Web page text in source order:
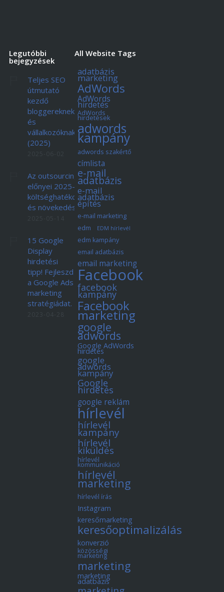
Legutóbbi
bejegyzések
Teljes SEO
útmutató
kezdő
bloggereknek
és
vállalkozóknak
(2025)
Az outsourcing
előnyei 2025-ben:
költséghatékonyság
és növekedés
15 Google
Display
hirdetési
tipp! Fejleszd
a Google Ads
marketing
stratégiádat.
All Website Tags
adatbázis
marketing
AdWords
AdWords
hirdetés
AdWords
hirdetések
adwords
kampány
adwords szakértő
címlista
e-mail
adatbázis
e-mail
adatbázis
építés
e-mail marketing
edm
EDM hírlevél
edm kampány
email adatbázis
email marketing
Facebook
facebook
kampány
Facebook
marketing
google
adwords
Google AdWords
hirdetés
google
adwords
kampány
Google
hirdetés
google reklám
hírlevél
hírlevél
kampány
hírlevél
kiküldés
hírlevél
kommunikáció
hírlevél
marketing
hírlevél írás
Instagram
keresőmarketing
keresőoptimalizálás
konverzió
közösségi
marketing
marketing
marketing
adatbázis